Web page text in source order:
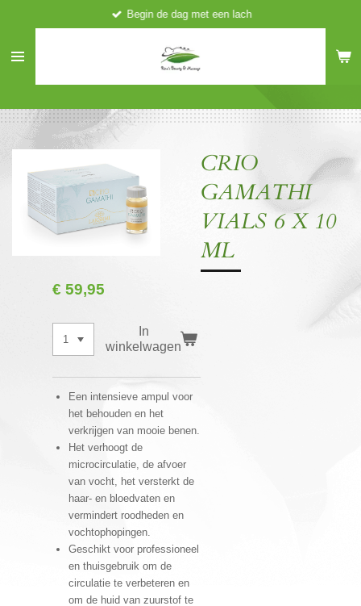
naar
hoofdinhoud
Begin de dag met een lach
CRIO
GAMATHI
VIALS 6 X 10
ML
€ 59,95
In
winkelwagen
Een intensieve ampul voor
het behouden en het
verkrijgen van mooie benen.
Het verhoogt de
microcirculatie, de afvoer
van vocht, het versterkt de
haar- en bloedvaten en
vermindert roodheden en
vochtophopingen.
Geschikt voor professioneel
en thuisgebruik om de
circulatie te verbeteren en
om de huid van zuurstof te